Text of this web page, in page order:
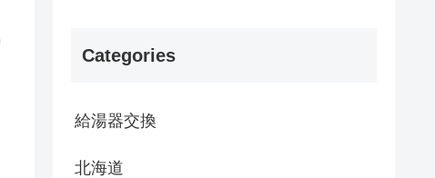
Categories
給湯器交換
北海道